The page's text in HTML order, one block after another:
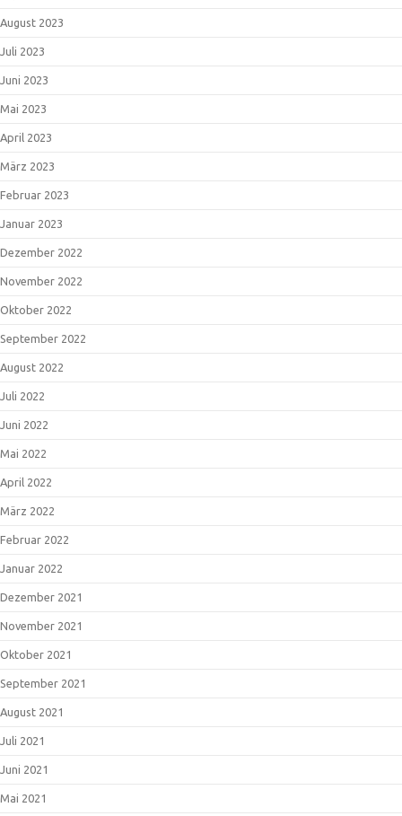
August 2023
Juli 2023
Juni 2023
Mai 2023
April 2023
März 2023
Februar 2023
Januar 2023
Dezember 2022
November 2022
Oktober 2022
September 2022
August 2022
Juli 2022
Juni 2022
Mai 2022
April 2022
März 2022
Februar 2022
Januar 2022
Dezember 2021
November 2021
Oktober 2021
September 2021
August 2021
Juli 2021
Juni 2021
Mai 2021